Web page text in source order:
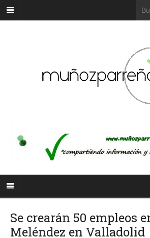
Se crearán 50 empleos
Meléndez en Valladolid